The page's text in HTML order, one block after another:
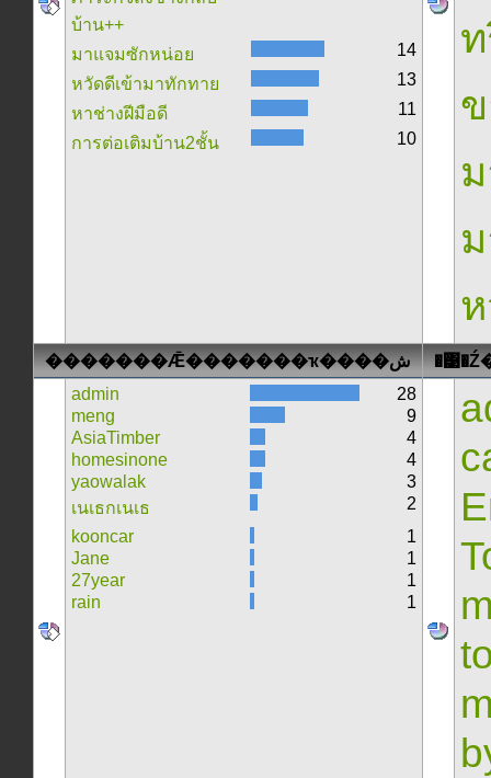
บ้าน++
มาแจมซักหน่อย
14
หวัดดีเข้ามาทักทาย
13
หาช่างฝีมือดี
11
การต่อเติมบ้าน2ชั้น
10
�������Ǣ�������ҡ����ش
admin
28
meng
9
AsiaTimber
4
homesinone
4
yaowalak
3
เนเธกเนเธ
2
kooncar
1
Jane
1
27year
1
rain
1